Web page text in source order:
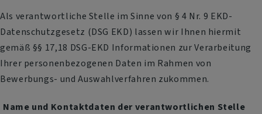
Als verantwortliche Stelle im Sinne von § 4 Nr. 9 EKD-
Datenschutzgesetz (DSG EKD) lassen wir Ihnen hiermit
gemäß §§ 17,18 DSG-EKD Informationen zur Verarbeitung
Ihrer personenbezogenen Daten im Rahmen von
Bewerbungs- und Auswahlverfahren zukommen.
Name und Kontaktdaten der verantwortlichen Stelle